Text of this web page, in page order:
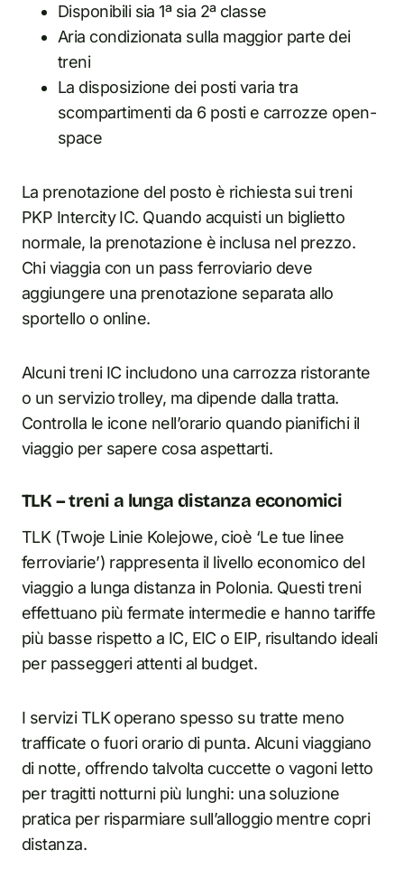
Disponibili sia 1ª sia 2ª classe
Aria condizionata sulla maggior parte dei
treni
La disposizione dei posti varia tra
scompartimenti da 6 posti e carrozze open-
space
La prenotazione del posto è richiesta sui treni
PKP Intercity IC. Quando acquisti un biglietto
normale, la prenotazione è inclusa nel prezzo.
Chi viaggia con un pass ferroviario deve
aggiungere una prenotazione separata allo
sportello o online.
Alcuni treni IC includono una carrozza ristorante
o un servizio trolley, ma dipende dalla tratta.
Controlla le icone nell’orario quando pianifichi il
viaggio per sapere cosa aspettarti.
TLK – treni a lunga distanza economici
TLK (Twoje Linie Kolejowe, cioè ‘Le tue linee
ferroviarie’) rappresenta il livello economico del
viaggio a lunga distanza in Polonia. Questi treni
effettuano più fermate intermedie e hanno tariffe
più basse rispetto a IC, EIC o EIP, risultando ideali
per passeggeri attenti al budget.
I servizi TLK operano spesso su tratte meno
trafficate o fuori orario di punta. Alcuni viaggiano
di notte, offrendo talvolta cuccette o vagoni letto
per tragitti notturni più lunghi: una soluzione
pratica per risparmiare sull’alloggio mentre copri
distanza.